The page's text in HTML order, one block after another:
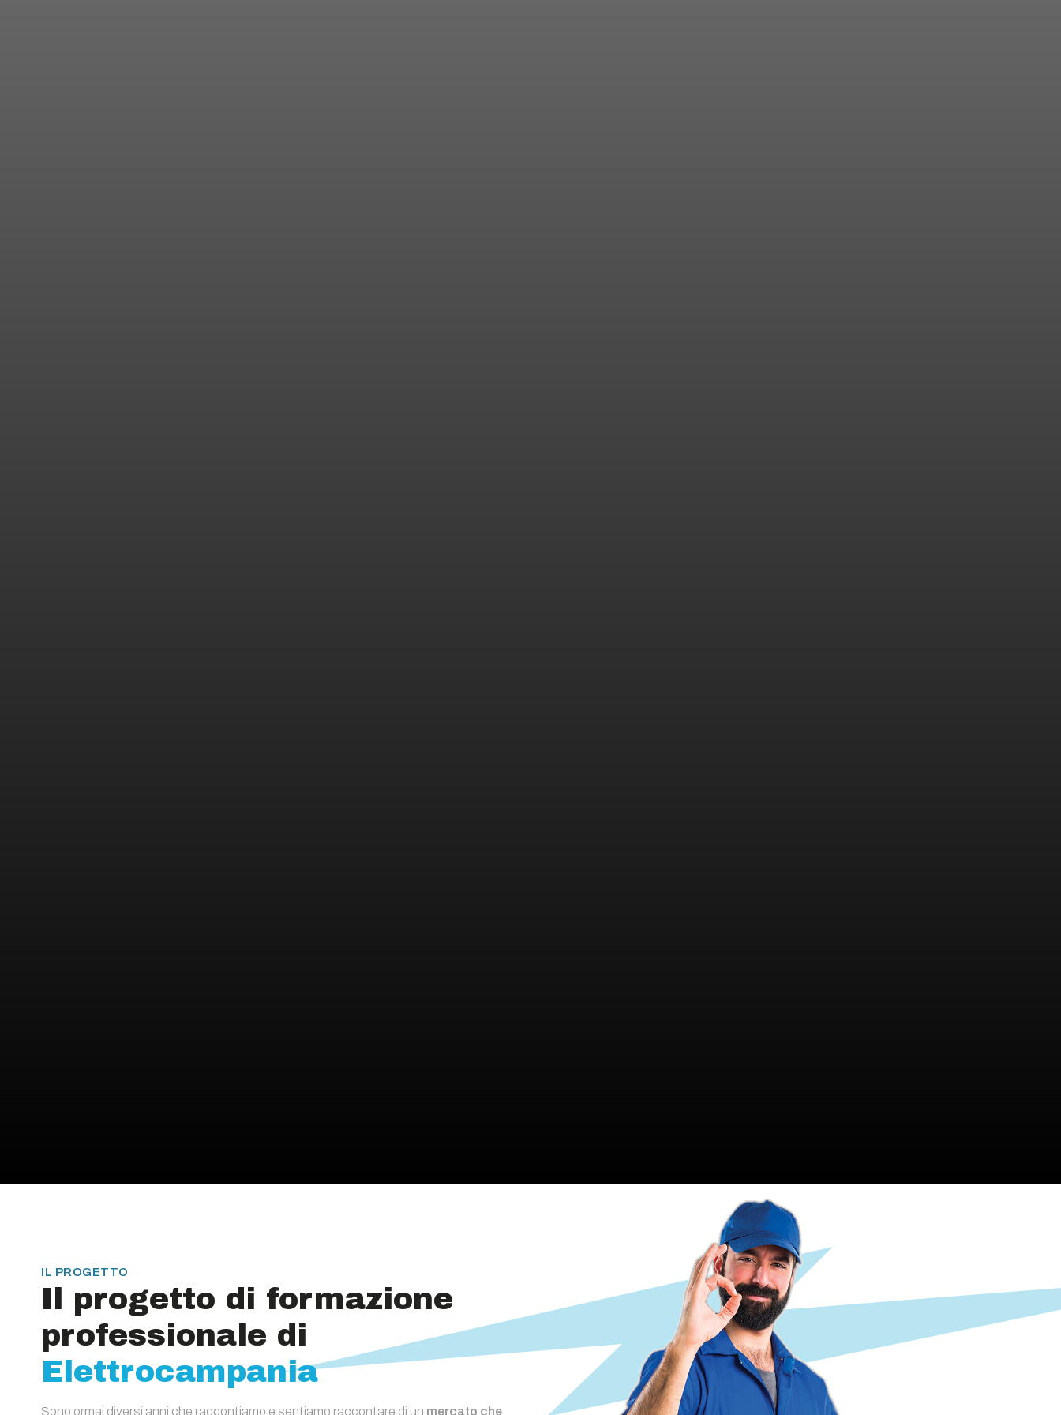
IL PROGETTO
Il progetto di formazione
professionale di
Elettrocampania
Sono ormai diversi anni che raccontiamo e sentiamo raccontare di un mercato che